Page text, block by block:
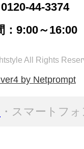
44-3374
：9:00～16:00
All Rights
by Netprompt
・スマートフ